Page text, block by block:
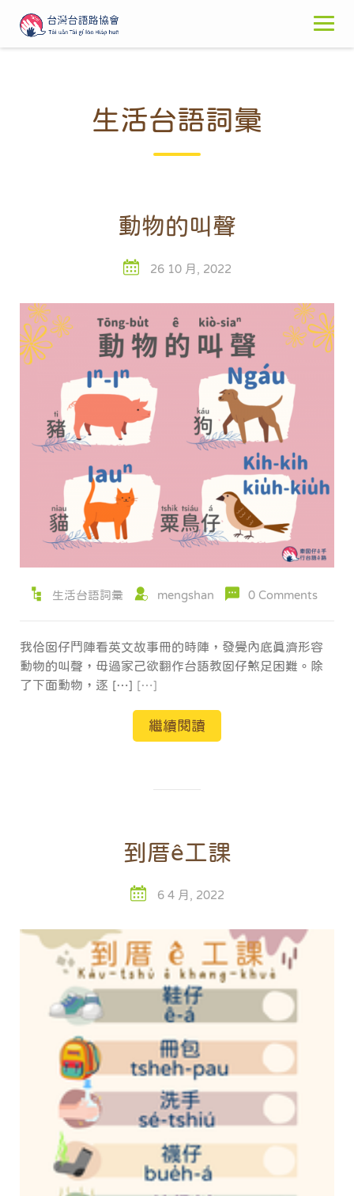
content
生活台語詞彙
動物的叫聲
26 10 月, 2022
生活台語詞彙 mengshan 0 Comments
我佮囡仔鬥陣看英文故事冊的時陣，發覺內底真濟形容
動物的叫聲，毋過家己欲翻作台語教囡仔煞足困難。除
了下面動物，逐 […] […]
繼續閱讀
到厝ê工課
6 4 月, 2022